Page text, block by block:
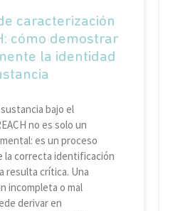
caracterización
cómo demostrar
la identidad
bajo el
no es solo un
es un proceso
la correcta identificación
resulta crítica. Una
incompleta o mal
derivar en